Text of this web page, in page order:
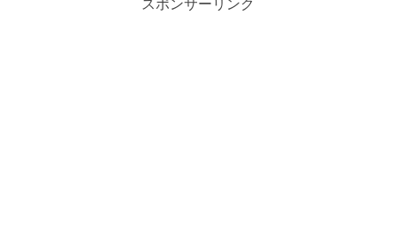
スポンサーリンク